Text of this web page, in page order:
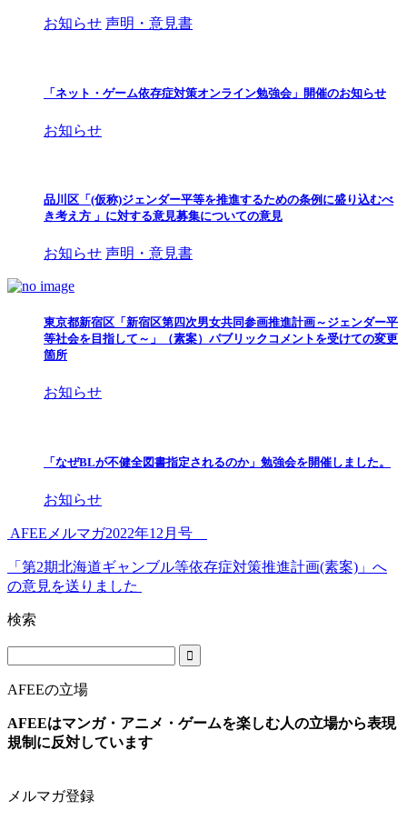
お知らせ 声明・意見書
「ネット・ゲーム依存症対策オンライン勉強会」開催のお知らせ
お知らせ
品川区「(仮称)ジェンダー平等を推進するための条例に盛り込むべ
き考え方 」に対する意見募集についての意見
お知らせ 声明・意見書
東京都新宿区「新宿区第四次男女共同参画推進計画～ジェンダー平
等社会を目指して～」（素案）パブリックコメントを受けての変更
箇所
お知らせ
「なぜBLが不健全図書指定されるのか」勉強会を開催しました。
お知らせ
AFEEメルマガ2022年12月号
「第2期北海道ギャンブル等依存症対策推進計画(素案)」へ
の意見を送りました
検索
AFEEの立場
AFEEはマンガ・アニメ・ゲームを楽しむ人の立場から表現
規制に反対しています
メルマガ登録